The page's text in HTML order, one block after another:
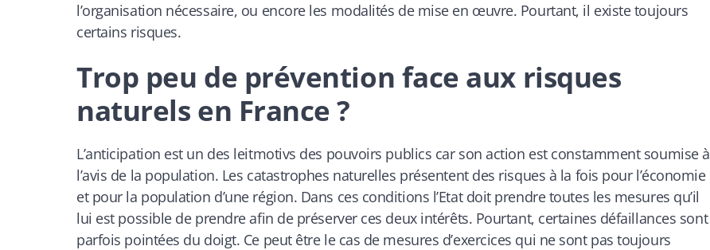
l’organisation nécessaire, ou encore les modalités de mise en œuvre. Pourtant, il existe toujours
certains risques.
Trop peu de prévention face aux risques
naturels en France ?
L’anticipation est un des leitmotivs des pouvoirs publics car son action est constamment soumise à
l’avis de la population. Les catastrophes naturelles présentent des risques à la fois pour l’économie
et pour la population d’une région. Dans ces conditions l’Etat doit prendre toutes les mesures qu’il
lui est possible de prendre afin de préserver ces deux intérêts. Pourtant, certaines défaillances sont
parfois pointées du doigt. Ce peut être le cas de mesures d’exercices qui ne sont pas toujours